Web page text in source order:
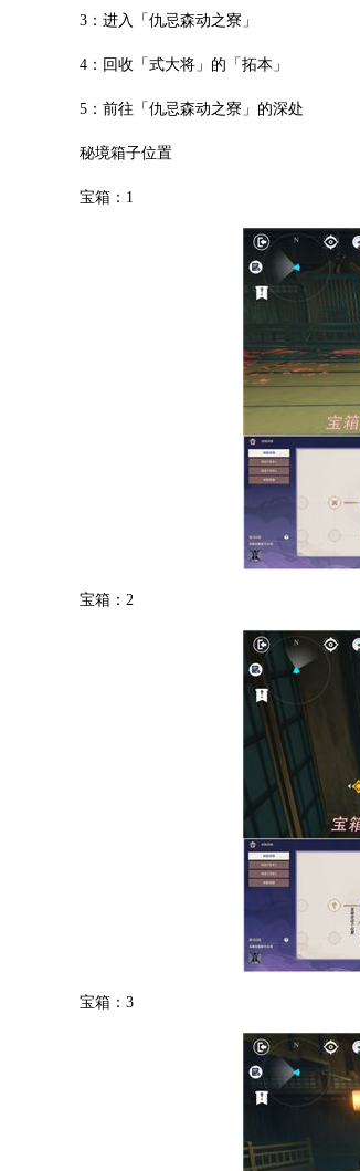
3：进入「仇忌森动之寮」
4：回收「式大将」的「拓本」
5：前往「仇忌森动之寮」的深处
秘境箱子位置
宝箱：1
宝箱：2
宝箱：3